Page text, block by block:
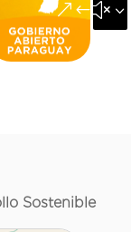
Sostenible